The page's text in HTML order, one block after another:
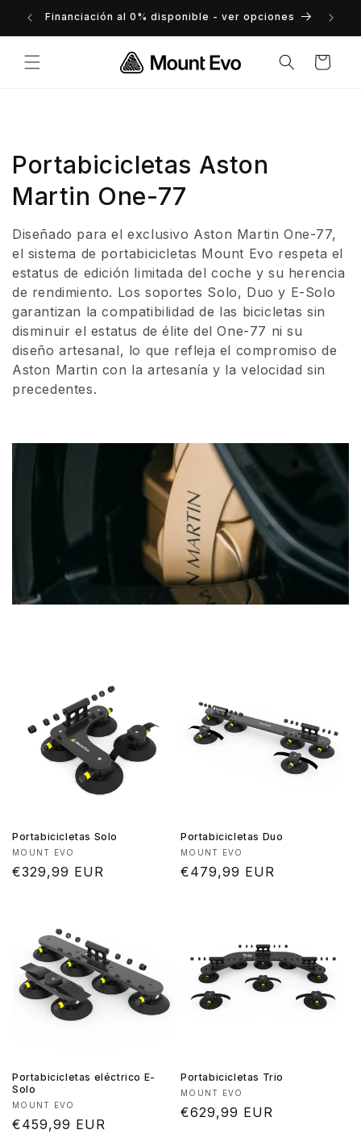
directamente
Financiación al 0% disponible - ver opciones
Carrito
C
o
l
e
c
c
i
ó
:
Portabicicletas Aston
Martin One-77
Diseñado para el exclusivo Aston Martin One-77,
el sistema de portabicicletas Mount Evo respeta el
estatus de edición limitada del coche y su herencia
de rendimiento. Los soportes Solo, Duo y E-Solo
garantizan la compatibilidad de las bicicletas sin
disminuir el estatus de élite del One-77 ni su
diseño artesanal, lo que refleja el compromiso de
Aston Martin con la artesanía y la velocidad sin
precedentes.
Portabicicletas Solo
Proveedor:
MOUNT EVO
Precio
€329,99 EUR
Portabicicletas Duo
Proveedor:
MOUNT EVO
Precio
€479,99 EUR
Portabicicletas eléctrico E-
Solo
Proveedor:
MOUNT EVO
Precio
€459,99 EUR
Portabicicletas Trio
Proveedor:
MOUNT EVO
Precio
€629,99 EUR